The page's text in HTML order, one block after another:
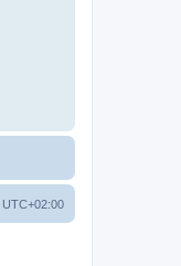
UTC+02:00